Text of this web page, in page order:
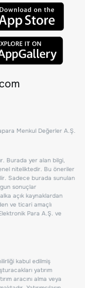
Menkul Değerler A.Ş.
Burada yer alan bilgi,
niteliktedir. Bu öneriler
Sadece burada sunulan
sonuçlar
açık kaynaklardan
ve ticari amaçlı
Para A.Ş. ve
kabul edilmiş
yatırım
aracını alma veya